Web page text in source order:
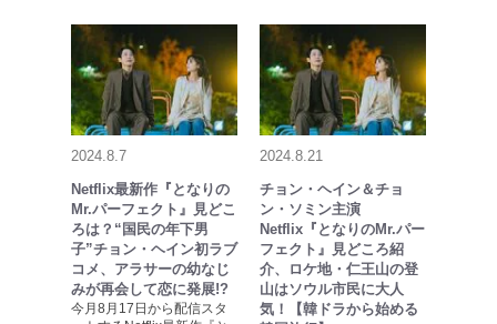
2024.8.7
Netflix最新作『となりの
Mr.パーフェクト』見どこ
ろは？“国民の年下男
子”チョン・ヘイン初ラブ
コメ、アラサーの幼なじ
みが再会して恋に発展!?
今月8月17日から配信スタ
2024.8.21
チョン・ヘイン＆チョ
ン・ソミン主演
Netflix『となりのMr.パー
フェクト』見どころ紹
介、ロケ地・仁王山の登
山はソウル市民に大人
気！【韓ドラから始める